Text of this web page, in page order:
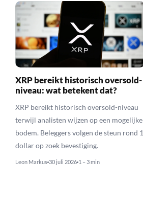
XRP bereikt historisch oversold-
niveau: wat betekent dat?
XRP bereikt historisch oversold-niveau
terwijl analisten wijzen op een mogelijke
bodem. Beleggers volgen de steun rond 1
dollar op zoek bevestiging.
Leon Markus 30 juli 2026 1 – 3 min